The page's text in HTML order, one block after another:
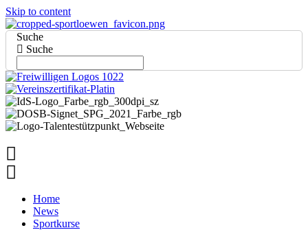
Skip to content
Suche
Suche
Home
News
Sportkurse